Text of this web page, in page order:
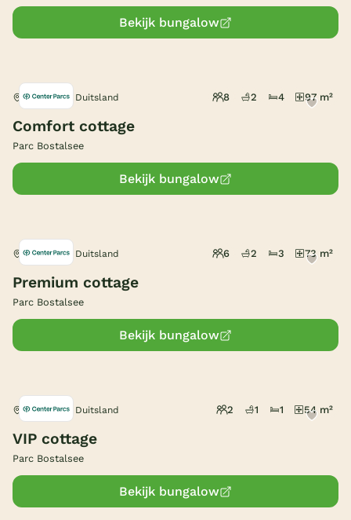
Bekijk bungalow
Nohfelden, Duitsland 8 2 4 97 m²
Comfort cottage
Parc Bostalsee
Bekijk bungalow
Nohfelden, Duitsland 6 2 3 73 m²
Premium cottage
Parc Bostalsee
Bekijk bungalow
Nohfelden, Duitsland 2 1 1 54 m²
VIP cottage
Parc Bostalsee
Bekijk bungalow